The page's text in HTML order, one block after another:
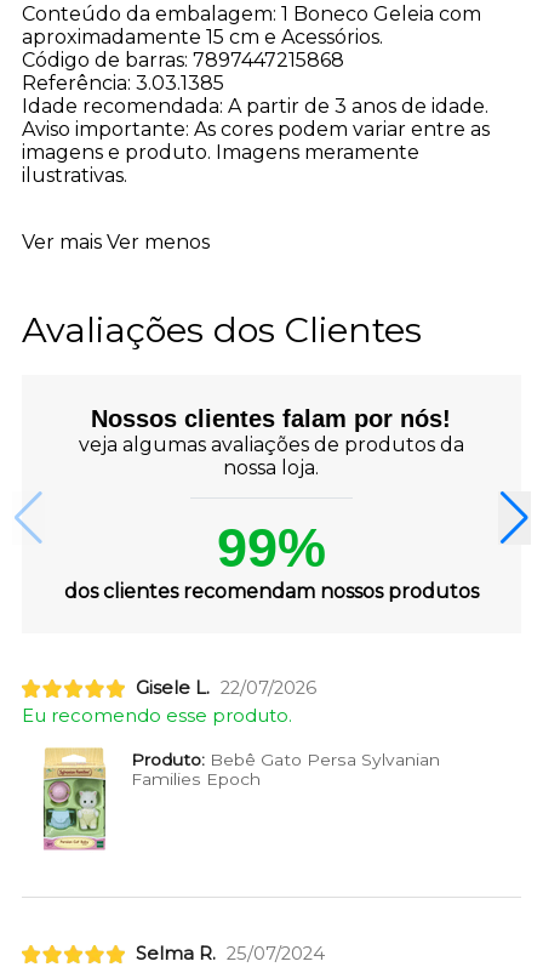
Conteúdo da embalagem: 1 Boneco Geleia com
aproximadamente 15 cm e Acessórios.
Código de barras: 7897447215868
Referência: 3.03.1385
Idade recomendada: A partir de 3 anos de idade.
Aviso importante: As cores podem variar entre as
imagens e produto. Imagens meramente
ilustrativas.
Ver mais Ver menos
Avaliações dos Clientes
Nossos clientes falam por nós!
veja algumas avaliações de produtos da
nossa loja.
99%
dos clientes recomendam nossos produtos
Gisele L. 22/07/2026
Eu recomendo esse produto.
Produto:Bebê Gato Persa Sylvanian
Families Epoch
Selma R. 25/07/2024